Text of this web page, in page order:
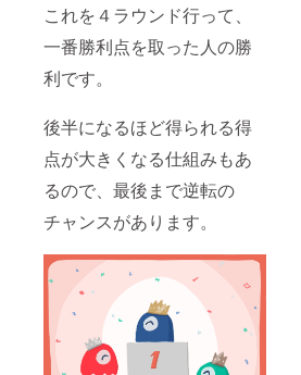
これを４ラウンド行って、
一番勝利点を取った人の勝
利です。
後半になるほど得られる得
点が大きくなる仕組みもあ
るので、最後まで逆転の
チャンスがあります。